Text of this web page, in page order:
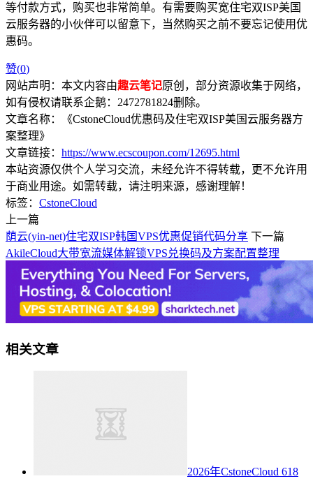
等付款方式，购买也非常简单。有需要购买宽住宅双ISP美国
云服务器的小伙伴可以留意下，当然购买之前不要忘记使用优
惠码。
赞(0)
网站声明：本文内容由趣云笔记原创，部分资源收集于网络，
如有侵权请联系企鹅：2472781824删除。
文章名称：《CstoneCloud优惠码及住宅双ISP美国云服务器方
案整理》
文章链接： https://www.ecscoupon.com/12695.html
本站资源仅供个人学习交流，未经允许不得转载，更不允许用
于商业用途。如需转载，请注明来源，感谢理解！
标签： CstoneCloud
上一篇
荫云(yin-net)住宅双ISP韩国VPS优惠促销代码分享 下一篇
AkileCloud大带宽流媒体解锁VPS兑换码及方案配置整理
相关文章
2026年CstoneCloud 618